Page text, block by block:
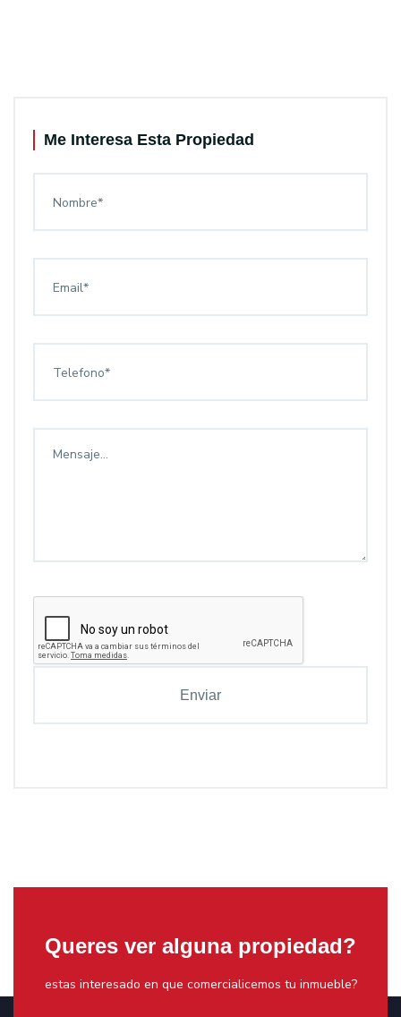
Me Interesa Esta Propiedad
Queres ver alguna propiedad?
estas interesado en que comercialicemos tu inmueble?